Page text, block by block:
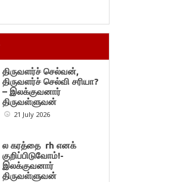
திருவளர்ச் செல்வன்,
திருவளர்ச் செல்வி சரியா?
– இலக்குவனார்
திருவள்ளுவன்
21 July 2026
ல கரத்தை rh எனக்
குறிப்பிடுவோம்!-
இலக்குவனார்
திருவள்ளுவன்